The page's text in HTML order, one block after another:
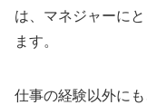
は、マネジャーに
ます。
仕事の経験以外に